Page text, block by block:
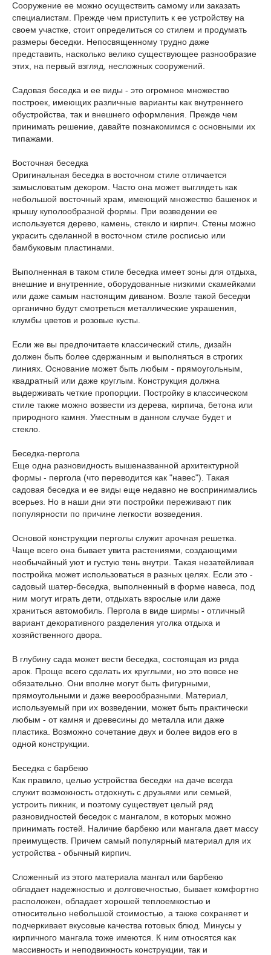
Сооружение ее можно осуществить самому или заказать
специалистам. Прежде чем приступить к ее устройству на
своем участке, стоит определиться со стилем и продумать
размеры беседки. Непосвященному трудно даже
представить, насколько велико существующее разнообразие
этих, на первый взгляд, несложных сооружений.
Садовая беседка и ее виды - это огромное множество
построек, имеющих различные варианты как внутреннего
обустройства, так и внешнего оформления. Прежде чем
принимать решение, давайте познакомимся с основными их
типажами.
Восточная беседка
Оригинальная беседка в восточном стиле отличается
замысловатым декором. Часто она может выглядеть как
небольшой восточный храм, имеющий множество башенок и
крышу куполообразной формы. При возведении ее
используется дерево, камень, стекло и кирпич. Стены можно
украсить сделанной в восточном стиле росписью или
бамбуковым пластинами.
Выполненная в таком стиле беседка имеет зоны для отдыха,
внешние и внутренние, оборудованные низкими скамейками
или даже самым настоящим диваном. Возле такой беседки
органично будут смотреться металлические украшения,
клумбы цветов и розовые кусты.
Если же вы предпочитаете классический стиль, дизайн
должен быть более сдержанным и выполняться в строгих
линиях. Основание может быть любым - прямоугольным,
квадратный или даже круглым. Конструкция должна
выдерживать четкие пропорции. Постройку в классическом
стиле также можно возвести из дерева, кирпича, бетона или
природного камня. Уместным в данном случае будет и
стекло.
Беседка-пергола
Еще одна разновидность вышеназванной архитектурной
формы - пергола (что переводится как "навес"). Такая
садовая беседка и ее виды еще недавно не воспринимались
всерьез. Но в наши дни эти постройки переживают пик
популярности по причине легкости возведения.
Основой конструкции перголы служит арочная решетка.
Чаще всего она бывает увита растениями, создающими
необычайный уют и густую тень внутри. Такая незатейливая
постройка может использоваться в разных целях. Если это -
садовый шатер-беседка, выполненный в форме навеса, под
ним могут играть дети, отдыхать взрослые или даже
храниться автомобиль. Пергола в виде ширмы - отличный
вариант декоративного разделения уголка отдыха и
хозяйственного двора.
В глубину сада может вести беседка, состоящая из ряда
арок. Проще всего сделать их круглыми, но это вовсе не
обязательно. Они вполне могут быть фигурными,
прямоугольными и даже веерообразными. Материал,
используемый при их возведении, может быть практически
любым - от камня и древесины до металла или даже
пластика. Возможно сочетание двух и более видов его в
одной конструкции.
Беседка с барбекю
Как правило, целью устройства беседки на даче всегда
служит возможность отдохнуть с друзьями или семьей,
устроить пикник, и поэтому существует целый ряд
разновидностей беседок с мангалом, в которых можно
принимать гостей. Наличие барбекю или мангала дает массу
преимуществ. Причем самый популярный материал для их
устройства - обычный кирпич.
Сложенный из этого материала мангал или барбекю
обладает надежностью и долговечностью, бывает комфортно
расположен, обладает хорошей теплоемкостью и
относительно небольшой стоимостью, а также сохраняет и
подчеркивает вкусовые качества готовых блюд. Минусы у
кирпичного мангала тоже имеются. К ним относятся как
массивность и неподвижность конструкции, так и